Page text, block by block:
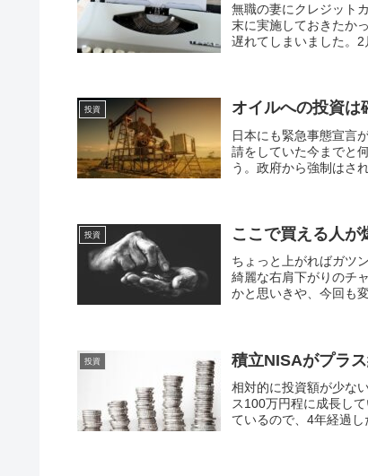
無職の妻にクレジット
末に実施しておきたか
遅れてしまいました。2
投資 オイルへの投資は
日本にも緊急事態宣言
請をしていた今までと
う。政府から強制はさ
投資 ここで買える人が
ちょっと上がればガツ
綺麗な右肩下がりのチ
かと思いきや、今回も
投資 積立NISAがプラ
相対的に投資額が少な
ス100万円程に成長し
ているので、4年経過し